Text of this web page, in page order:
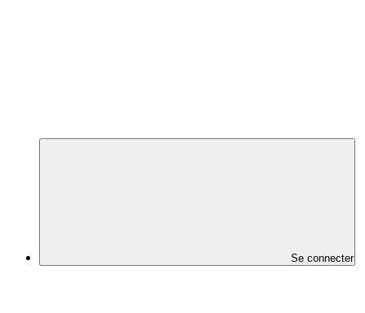
Se connecter